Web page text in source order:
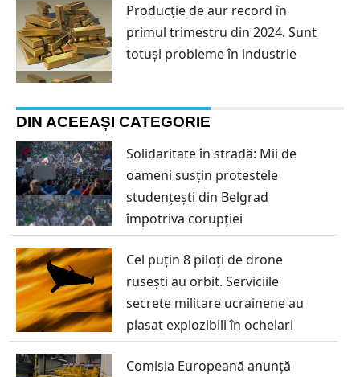
Producție de aur record în
primul trimestru din 2024. Sunt
totuși probleme în industrie
DIN ACEEAȘI CATEGORIE
Solidaritate în stradă: Mii de
oameni susțin protestele
studențești din Belgrad
împotriva corupției
Cel puțin 8 piloți de drone
rusești au orbit. Serviciile
secrete militare ucrainene au
plasat explozibili în ochelari
Comisia Europeană anunță